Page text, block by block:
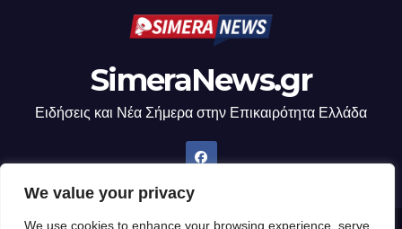
We value your privacy
We use cookies to enhance your browsing experience, serve
SimeraNews.gr
Ειδήσεις και Νέα Σήμερα στην Επικαιρότητα Ελλάδα